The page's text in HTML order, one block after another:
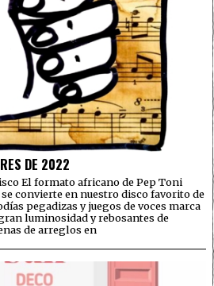
DE 2022
El formato africano de Pep Toni
convierte en nuestro disco favorito de
pegadizas y juegos de voces marca
luminosidad y rebosantes de
de arreglos en